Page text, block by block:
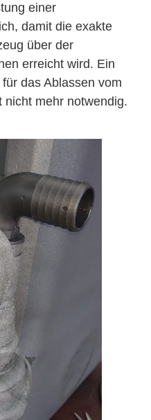
einer
damit die exakte
über der
erreicht wird. Ein
das Ablassen vom
nicht mehr notwendig.